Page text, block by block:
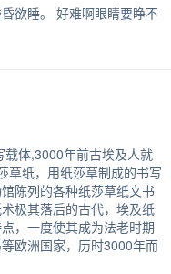
欲睡。 好难啊眼睛要睁不
体,3000年前古埃及人就
草纸，用纸莎草制成的书写
陈列的各种纸莎草纸文书
极其落后的古代，埃及纸
，一度使其成为法老时期
欧洲国家，历时3000年而